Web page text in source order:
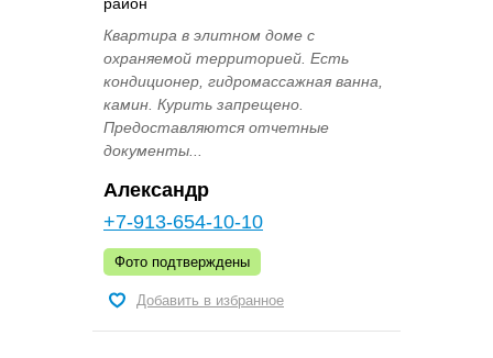
Квартира в элитном доме с
охраняемой территорией. Есть
кондиционер, гидромассажная ванна,
камин. Курить запрещено.
Предоставляются отчетные
документы...
Александр
+7-913-654-10-10
Фото подтверждены
Добавить в избранное